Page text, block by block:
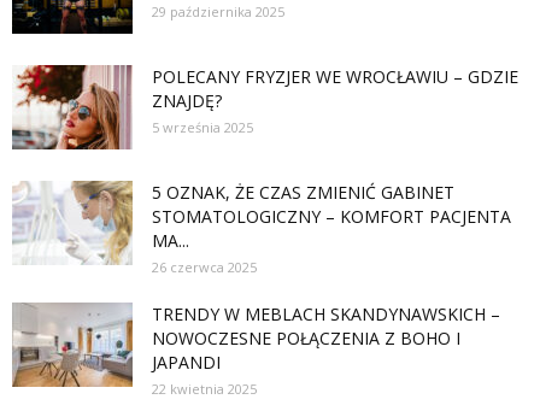
29 października 2025
POLECANY FRYZJER WE WROCŁAWIU – GDZIE
ZNAJDĘ?
5 września 2025
5 OZNAK, ŻE CZAS ZMIENIĆ GABINET
STOMATOLOGICZNY – KOMFORT PACJENTA
MA...
26 czerwca 2025
TRENDY W MEBLACH SKANDYNAWSKICH –
NOWOCZESNE POŁĄCZENIA Z BOHO I
JAPANDI
22 kwietnia 2025